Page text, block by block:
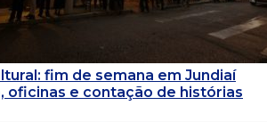
fim de semana em Jundiaí
oficinas e contação de histórias